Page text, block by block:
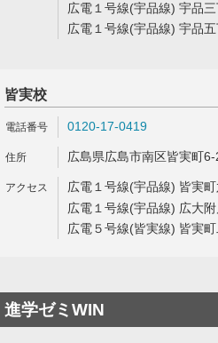
広電１号線(宇品線) 宇品
広電１号線(宇品線) 宇品
皆実校
0120-17-0419
広島県広島市南区皆実町6-
広電１号線(宇品線) 皆実
広電１号線(宇品線) 広大
広電５号線(皆実線) 皆実
進学ゼミWIN